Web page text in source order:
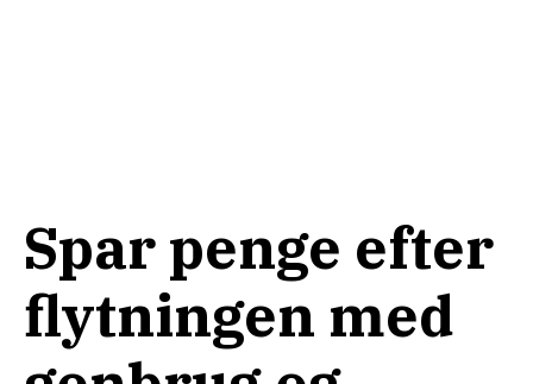
Spar penge efter
flytningen med